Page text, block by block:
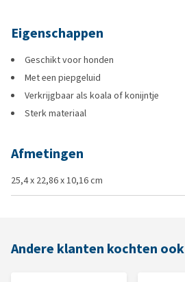
Eigenschappen
Geschikt voor honden
Met een piepgeluid
Verkrijgbaar als koala of konijntje
Sterk materiaal
Afmetingen
25,4 x 22,86 x 10,16 cm
Andere klanten kochten ook